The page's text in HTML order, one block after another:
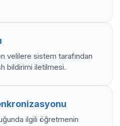
velilere sistem tarafından
bildirimi iletilmesi.
ilgili öğretmenin